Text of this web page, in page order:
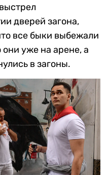
дверей загона,
все быки выбежали
уже на арене, а
в загоны.